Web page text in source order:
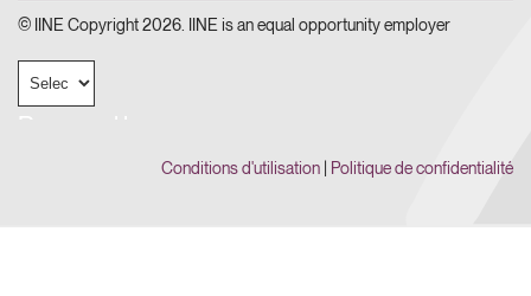
© IINE Copyright 2026. IINE is an equal opportunity employer
Powered by
Conditions d'utilisation | Politique de confidentialité